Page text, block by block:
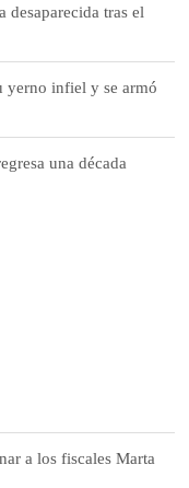
desaparecida tras el
yerno infiel y se armó
una década
a los fiscales Marta